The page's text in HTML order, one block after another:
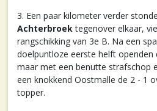
3. Een paar kilometer verder
Achterbroektegenover elkaar,
rangschikking van 3e B. Na een
doelpuntloze eerste helft openden
maar met een benutte strafschop
een knokkend Oostmalle de 2 - 1
topper.